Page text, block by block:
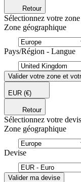
Retour
Sélectionnez votre
Zone géographique
Pays/Région - Langue
Valider votre zone et
EUR (€)
Retour
Sélectionnez votre
Zone géographique
Devise
Valider ma devise